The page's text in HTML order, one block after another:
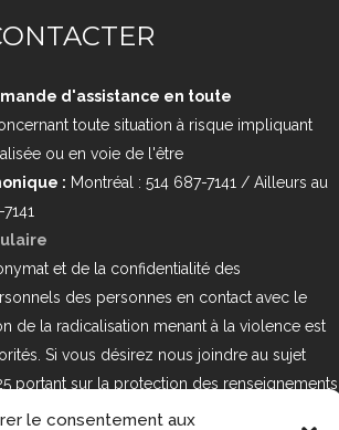
le consentement aux
d'assistance en toute
toute situation à risque impliquant
ou en voie de l'être
: Montréal : 514 687-7141 / Ailleurs au
et de la confidentialité des
des personnes en contact avec le
de la radicalisation menant à la violence est
Si vous désirez nous joindre au sujet
portant sur la protection des renseignements
privé, veuillez communiquer avec